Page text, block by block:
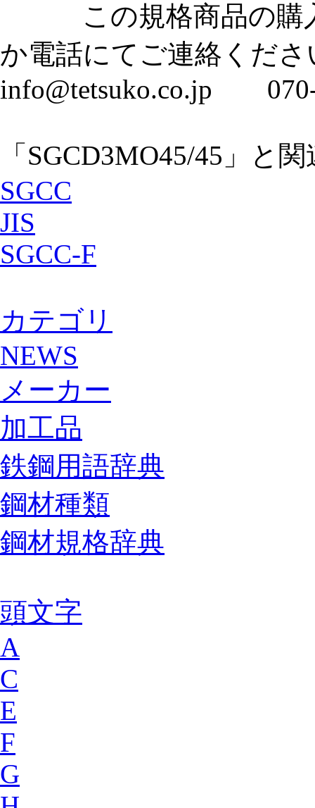
この規格商品の購入
か電話にてご連絡くだ
info@tetsuko.co.jp 070-
「SGCD3MO45/45」と
SGCC
JIS
SGCC-F
カテゴリ
NEWS
メーカー
加工品
鉄鋼用語辞典
鋼材種類
鋼材規格辞典
頭文字
A
C
E
F
G